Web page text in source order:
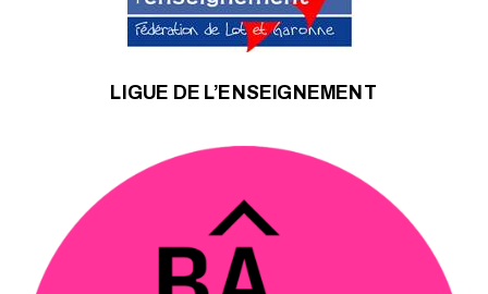
LIGUE DE L’ENSEIGNEMENT